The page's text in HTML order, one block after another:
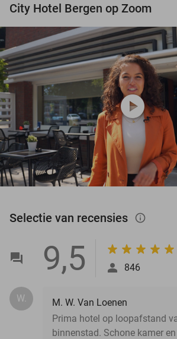
City Hotel Bergen op Zoom
play_circle
Selectie van recensies info_outlined
9,5 846
W.
M. W. Van Loenen
Prima hotel op loopafstand
binnenstad. Schone kamer